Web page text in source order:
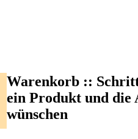
Warenkorb ::
ein Produkt und die
wünschen